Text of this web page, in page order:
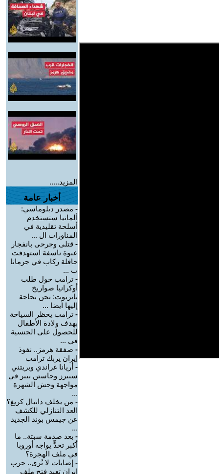
المزيد.....
أخبار عامة
- مصدر دبلوماسي:
ألمانيا ستستخدم
أسلحة تقليدية في
المناورات ال ...
- قتلى وجرحى بانفجار
عبوة ناسفة استهدفت
حافلة ركاب في جرمانا
ب ...
- ترامب حول طلب
أوكرانيا صواريخ
باتريوت: نحن بحاجة
إليها أيضا ...
- ترامب يحظر السياحة
بهدف ولادة الأطفال
للحصول على الجنسية
في ...
- صفقة هرمز.. نفوذ
إيران يربك ترامب
- أريانا غراندي وبريتني
سبيرز وجاستن بيبر في
مواجهة وحش الشهرة
...
- من يخلف دانيال كريغ؟
العد التنازلي للكشف
عن جيمس بوند الجديد
...
- بعد صدمة سبتة.. ما
أكبر تحدٍّ يواجه أوروبا
في ملف الهجرة؟
- إصابات لا تُرى.. حرب
إيران تعيد فتح ملف